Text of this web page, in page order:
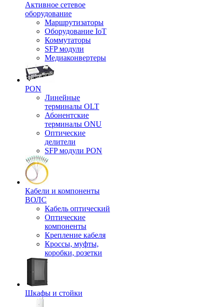
Активное сетевое
оборудование
Маршрутизаторы
Оборудование IoT
Коммутаторы
SFP модули
Медиаконвертеры
PON
Линейные
терминалы OLT
Абонентские
терминалы ONU
Оптические
делители
SFP модули PON
Кабели и компоненты
ВОЛС
Кабель оптический
Оптические
компоненты
Крепление кабеля
Кроссы, муфты,
коробки, розетки
Шкафы и стойки